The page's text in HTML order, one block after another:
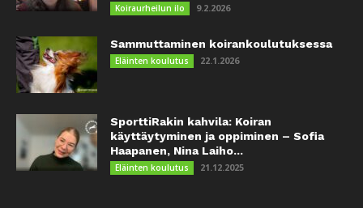
Koiraurheilun ilo 9.2.2026
Sammuttaminen koirankoulutuksessa
Eläinten koulutus 22.1.2026
SporttiRakin kahvila: Koiran
käyttäytyminen ja oppiminen – Sofia
Haapanen, Nina Laiho...
Eläinten koulutus 21.12.2025